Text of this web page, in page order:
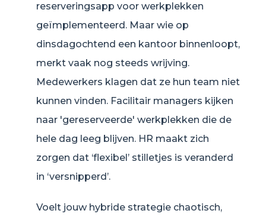
reserveringsapp voor werkplekken
geïmplementeerd. Maar wie op
dinsdagochtend een kantoor binnenloopt,
merkt vaak nog steeds wrijving.
Medewerkers klagen dat ze hun team niet
kunnen vinden. Facilitair managers kijken
naar 'gereserveerde' werkplekken die de
hele dag leeg blijven. HR maakt zich
zorgen dat ‘flexibel’ stilletjes is veranderd
in ‘versnipperd’.
Voelt jouw hybride strategie chaotisch,